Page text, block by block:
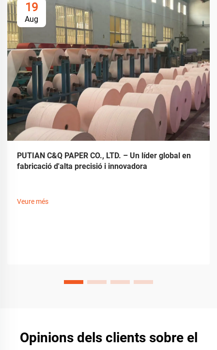
19
Aug
PUTIAN C&Q PAPER CO., LTD. – Un líder global en
fabricació d'alta precisió i innovadora
Veure més
Opinions dels clients sobre el